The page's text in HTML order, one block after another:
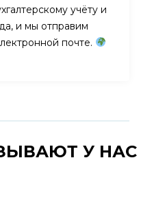
учёту и
и мы отправим
почте.
У НАС